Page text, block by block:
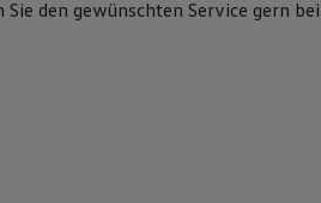
und Flüssigkeiten
Sie den gewünschten Service gern bei